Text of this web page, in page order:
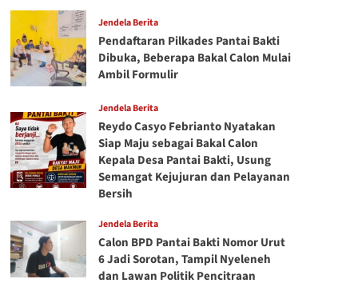
Jendela Berita
Pendaftaran Pilkades Pantai Bakti
Dibuka, Beberapa Bakal Calon Mulai
Ambil Formulir
Jendela Berita
Reydo Casyo Febrianto Nyatakan
Siap Maju sebagai Bakal Calon
Kepala Desa Pantai Bakti, Usung
Semangat Kejujuran dan Pelayanan
Bersih
Jendela Berita
Calon BPD Pantai Bakti Nomor Urut
6 Jadi Sorotan, Tampil Nyeleneh
dan Lawan Politik Pencitraan